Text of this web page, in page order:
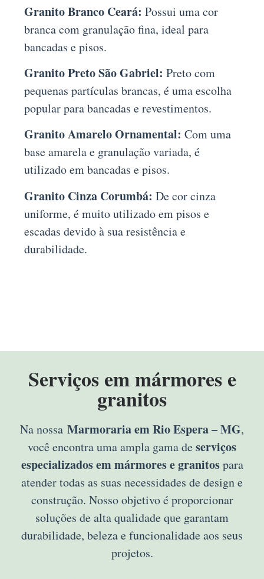
Granito Branco Ceará: Possui uma cor
branca com granulação fina, ideal para
bancadas e pisos.
Granito Preto São Gabriel: Preto com
pequenas partículas brancas, é uma escolha
popular para bancadas e revestimentos.
Granito Amarelo Ornamental: Com uma
base amarela e granulação variada, é
utilizado em bancadas e pisos.
Granito Cinza Corumbá: De cor cinza
uniforme, é muito utilizado em pisos e
escadas devido à sua resistência e
durabilidade.
Serviços em mármores e
granitos
Na nossa Marmoraria em Rio Espera – MG,
você encontra uma ampla gama de serviços
especializados em mármores e granitospara
atender todas as suas necessidades de design e
construção. Nosso objetivo é proporcionar
soluções de alta qualidade que garantam
durabilidade, beleza e funcionalidade aos seus
projetos.